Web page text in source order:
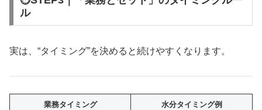
ル
実は、“タイミング”を決めると続けやすくなります。
業務タイミング 水分タイミング例